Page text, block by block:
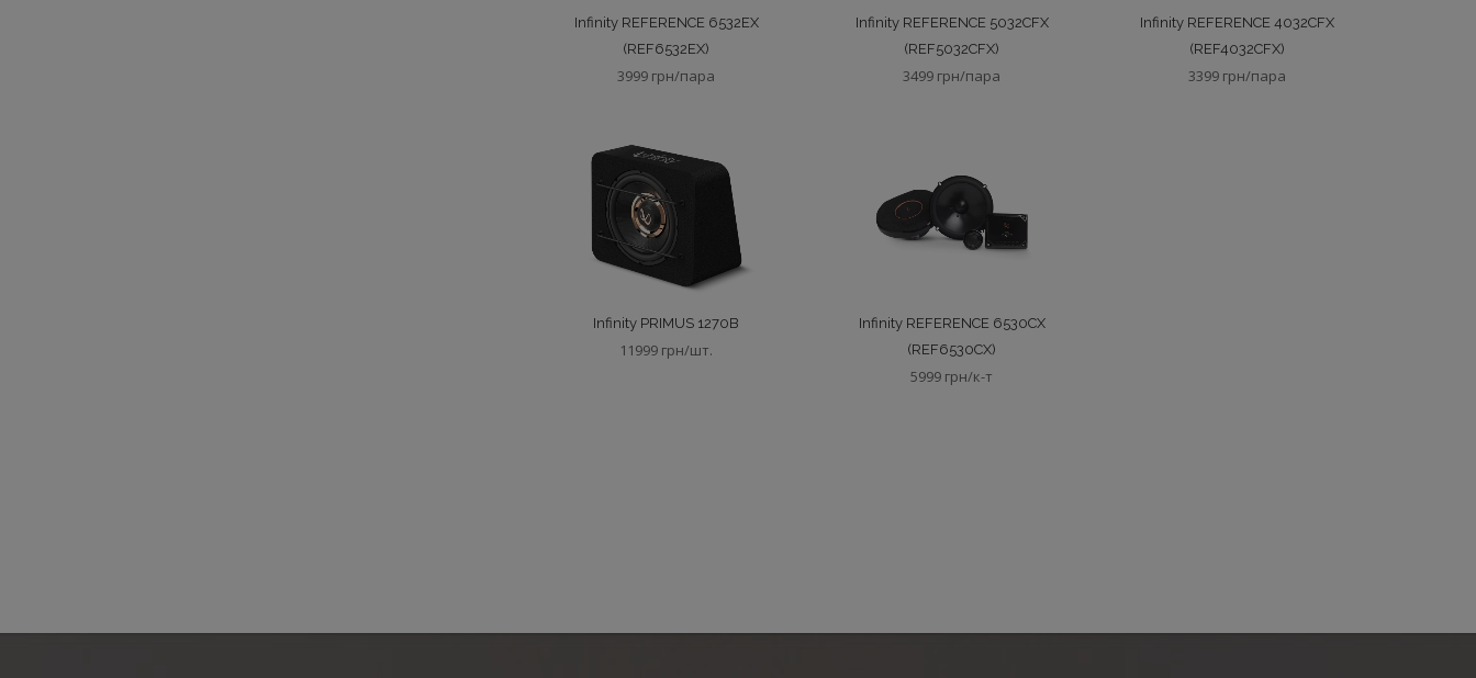
Infinity REFERENCE 6532EX
(REF6532EX)
3999 грн/пара
Infinity REFERENCE 5032CFX
(REF5032CFX)
3499 грн/пара
Infinity REFERENCE 4032CFX
(REF4032CFX)
3399 грн/пара
Infinity PRIMUS 1270B
11999 грн/шт.
Infinity REFERENCE 6530CX
(REF6530CX)
5999 грн/к-т